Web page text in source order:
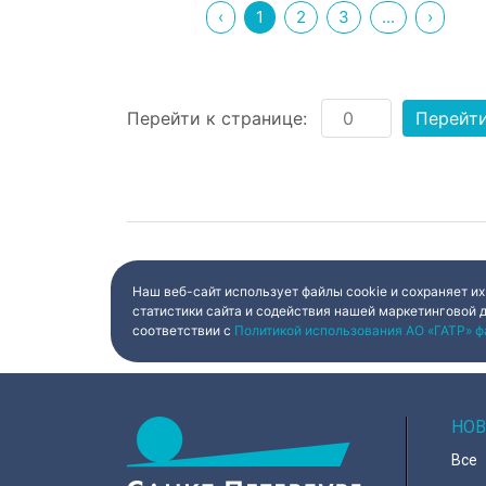
‹ 1 2 3 ... ›
Перейти к странице:
Наш веб-сайт использует файлы cookie и сохраняет
статистики сайта и содействия нашей
соответствии с Политикой использования АО «ГАТР»
Все